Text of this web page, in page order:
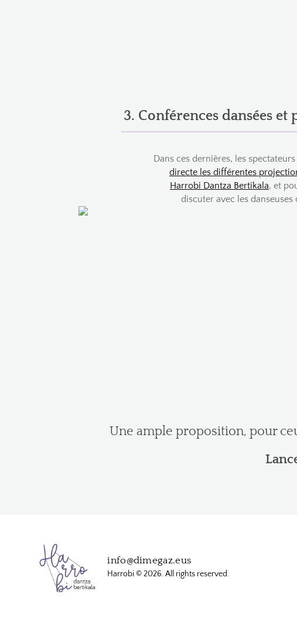
3. Conférences dansées et
Dans ces dernières, les
directe les différentes
Harrobi Dantza Bertikala, et
discuter avec les danseuses
Une ample proposition, pour
info@dimegaz.eus
Harrobi © 2026. All rights reserved.